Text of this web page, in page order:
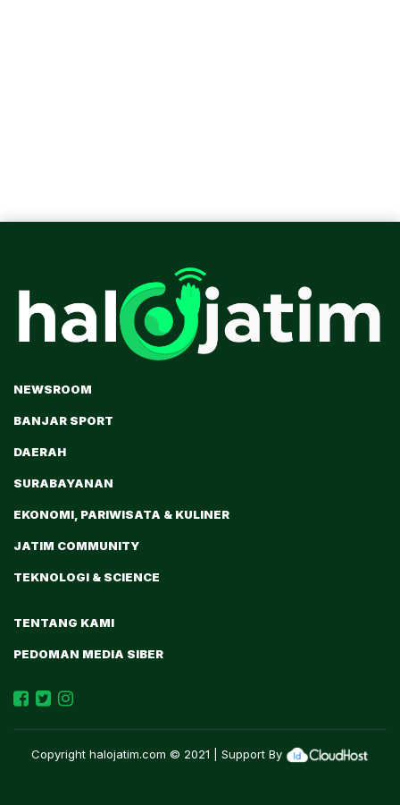
NEWSROOM
BANJAR SPORT
DAERAH
SURABAYANAN
EKONOMI, PARIWISATA & KULINER
JATIM COMMUNITY
TEKNOLOGI & SCIENCE
TENTANG KAMI
PEDOMAN MEDIA SIBER
Copyright halojatim.com © 2021 | Support By